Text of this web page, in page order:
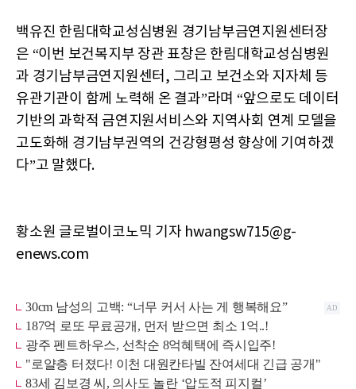
백유진 한림대학교성심병원 경기남부금연지원센터장
은 “이번 보건복지부 장관 표창은 한림대학교성심병원
과 경기남부금연지원센터, 그리고 보건소와 지자체 등
유관기관이 함께 노력해 온 결과”라며 “앞으로도 데이터
기반의 과학적 금연지원서비스와 지역사회 연계 모델을
고도화해 경기남부권역의 건강형평성 향상에 기여하겠
다”고 말했다.
황소원 글로벌이코노믹 기자 hwangsw715@g-
enews.com